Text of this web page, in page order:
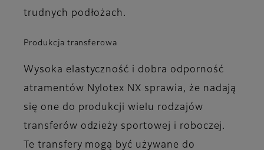
trudnych podłożach.
Produkcja transferowa
Wysoka elastyczność i dobra odporność
atramentów Nylotex NX sprawia, że nadają
się one do produkcji wielu rodzajów
transferów odzieży sportowej i roboczej.
Te transfery mogą być używane do